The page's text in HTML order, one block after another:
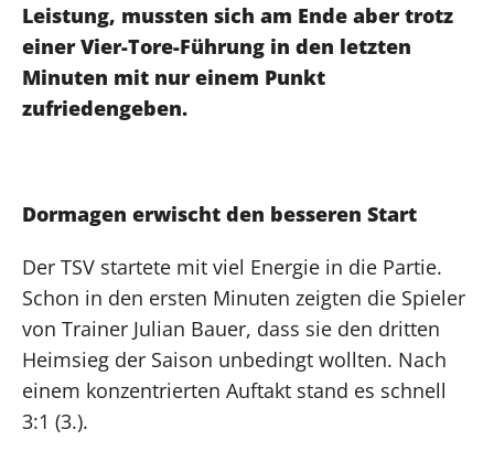
Leistung, mussten sich am Ende aber trotz
einer Vier-Tore-Führung in den letzten
Minuten mit nur einem Punkt
zufriedengeben.
Dormagen erwischt den besseren Start
Der TSV startete mit viel Energie in die Partie.
Schon in den ersten Minuten zeigten die Spieler
von Trainer Julian Bauer, dass sie den dritten
Heimsieg der Saison unbedingt wollten. Nach
einem konzentrierten Auftakt stand es schnell
3:1 (3.).